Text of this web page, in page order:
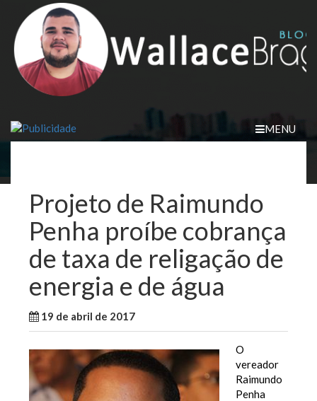
content
MENU
Projeto de Raimundo
Penha proíbe cobrança
de taxa de religação de
energia e de água
19 de abril de 2017
O
vereador
Raimundo
Penha